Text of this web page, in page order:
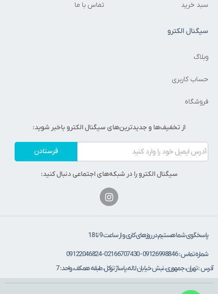
سبد خرید تماس با ما
سیگنال الکترو
وبلاگ
حساب کاربری
فروشگاه
از تخفیف‌ها و جدیدترین‌های سیگنال الکترو باخبر شوید:
فرستادن
سیگنال الکترو را در شبکه‌های اجتماعی دنبال کنید:
پاسخگوی شما هستیم در روزهای کاری و از ساعت 9 تا 18
شماره تماس : 09126998846 - 02166707430 - 09122046824
آدرس : تهران، جمهوری، نبش خیابان لاله، پاساژ توکل، طبقه همکف، واحد: 7